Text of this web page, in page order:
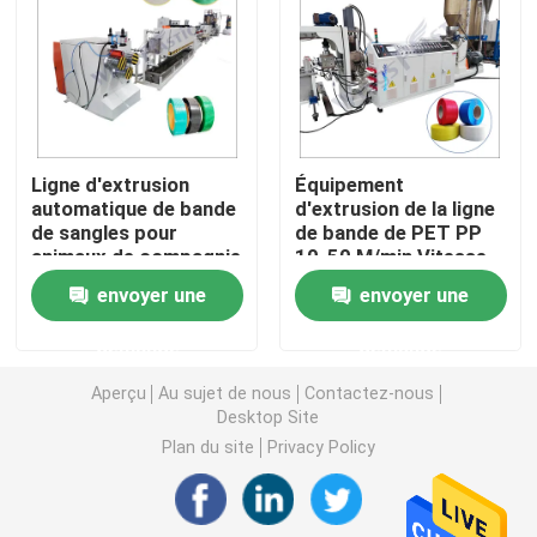
Machine d'extrudeuse de tuyau de PVC
Chaîne de production de tuyau de PPR
Machine d'extrudeuse de tuyau de PE
Machine ondulée d'extrudeuse de tuyau
Pp attachent la chaîne de production
Machine en plastique d'extrudeuse de feuille
Ligne d'extrusion
automatique de bande
de sangles pour
animaux de compagnie
envoyer une
Équipement
d'extrusion de la ligne
de bande de PET PP
10-50 M/min Vitesse
de remontage
envoyer une
Aperçu Au sujet de nous
Contactez-nous
Desktop Site
Plan du site
Privacy Policy